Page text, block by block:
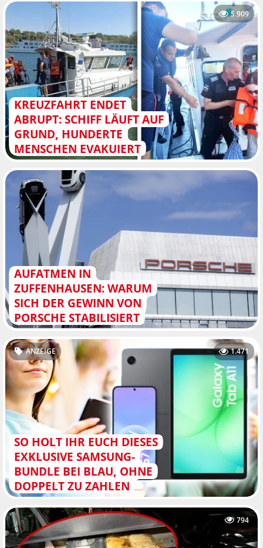
KREUZFAHRT ENDET
ABRUPT: SCHIFF LÄUFT AUF
GRUND, HUNDERTE
MENSCHEN EVAKUIERT
5.909
AUFATMEN IN
ZUFFENHAUSEN: WARUM
SICH DER GEWINN VON
PORSCHE STABILISIERT
SO HOLT IHR EUCH DIESES
EXKLUSIVE SAMSUNG-
BUNDLE BEI BLAU, OHNE
DOPPELT ZU ZAHLEN
ANZEIGE 1.471
794